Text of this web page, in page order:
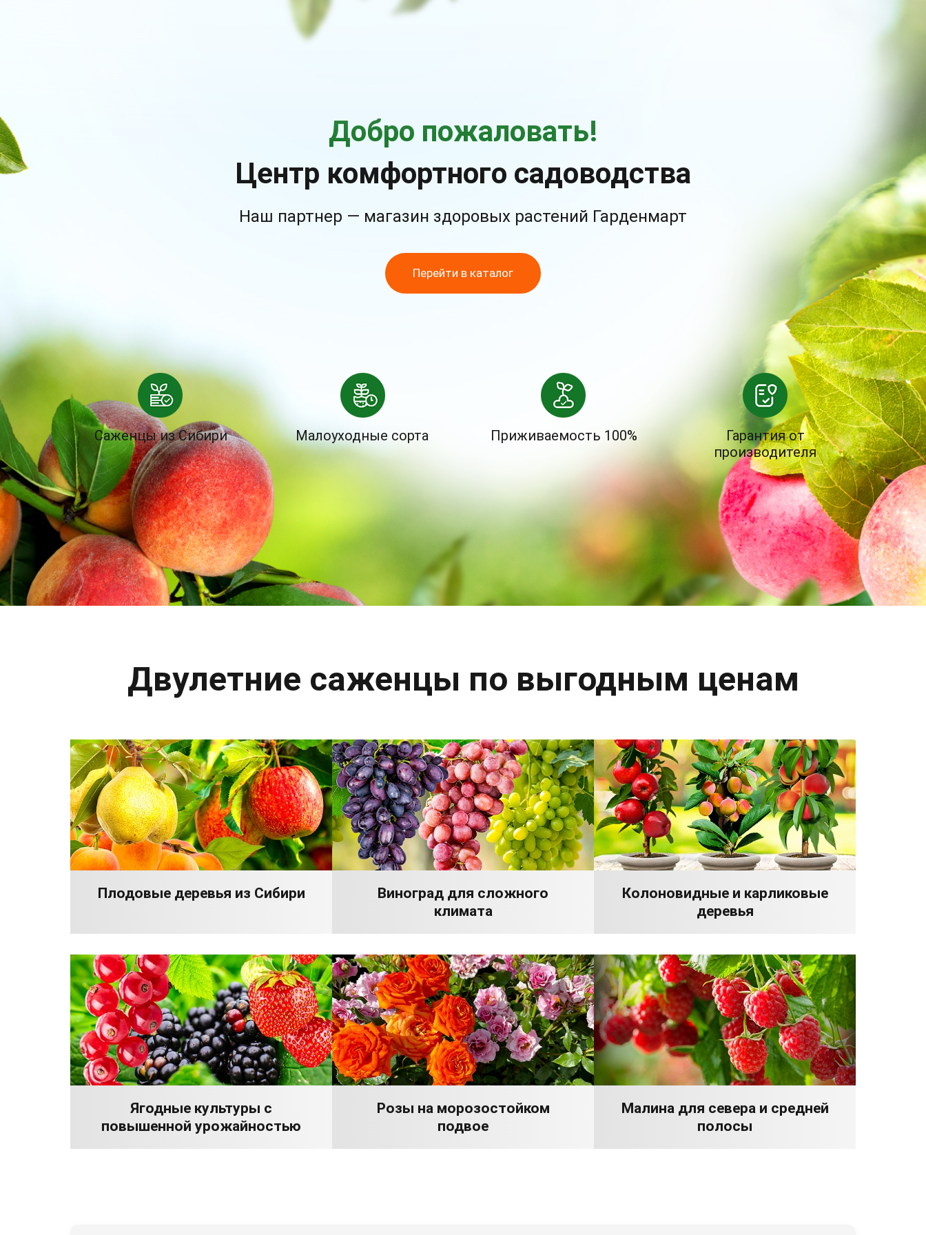
Добро пожаловать!
Центр комфортного садоводства
Наш партнер — магазин здоровых растений Гарденмарт
Перейти в каталог
Саженцы из Сибири Малоуходные сорта Приживаемость 100%
Гарантия от
производителя
Двулетние саженцы по выгодным ценам
Плодовые деревья из Сибири
Виноград для сложного
климата
Колоновидные и карликовые
деревья
Ягодные культуры с
повышенной урожайностью
Розы на морозостойком
подвое
Малина для севера и средней
полосы